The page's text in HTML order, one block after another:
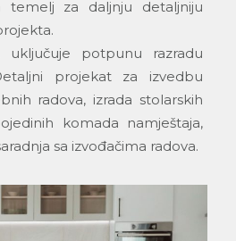
temelj za daljnju detaljniju
uključuje potpunu razradu
projekat za izvedbu
radova, izrada stolarskih
komada namještaja,
sa izvođačima radova.